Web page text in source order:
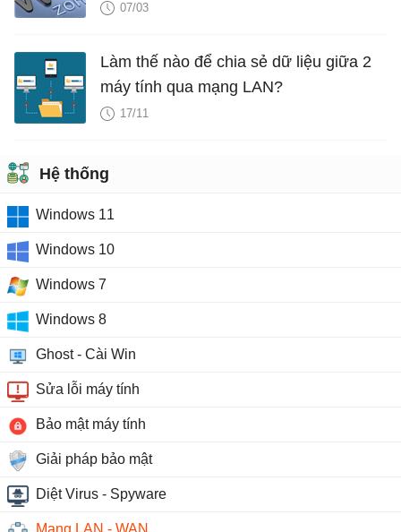
07/03
Làm thế nào để chia sẻ dữ liệu giữa 2
máy tính qua mạng LAN?
17/11
Hệ thống
Windows 11
Windows 10
Windows 7
Windows 8
Ghost - Cài Win
Sửa lỗi máy tính
Bảo mật máy tính
Giải pháp bảo mật
Diệt Virus - Spyware
Mạng LAN - WAN